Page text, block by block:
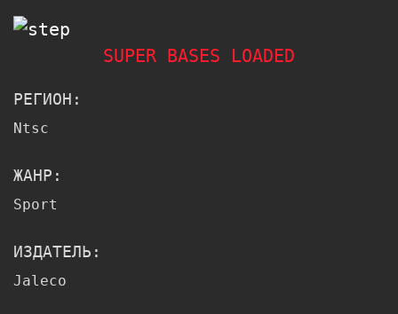
SUPER BASES LOADED
РЕГИОН:
Ntsc
ЖАНР:
Sport
ИЗДАТЕЛЬ:
Jaleco